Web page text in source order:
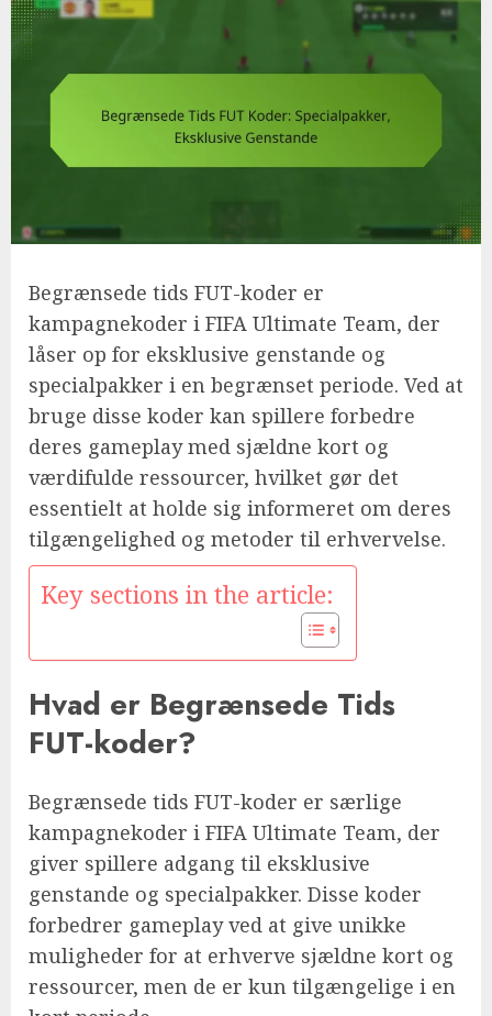
Begrænsede tids FUT-koder er
kampagnekoder i FIFA Ultimate Team, der
låser op for eksklusive genstande og
specialpakker i en begrænset periode. Ved at
bruge disse koder kan spillere forbedre
deres gameplay med sjældne kort og
værdifulde ressourcer, hvilket gør det
essentielt at holde sig informeret om deres
tilgængelighed og metoder til erhvervelse.
Key sections in the article:
Hvad er Begrænsede Tids
FUT-koder?
Begrænsede tids FUT-koder er særlige
kampagnekoder i FIFA Ultimate Team, der
giver spillere adgang til eksklusive
genstande og specialpakker. Disse koder
forbedrer gameplay ved at give unikke
muligheder for at erhverve sjældne kort og
ressourcer, men de er kun tilgængelige i en